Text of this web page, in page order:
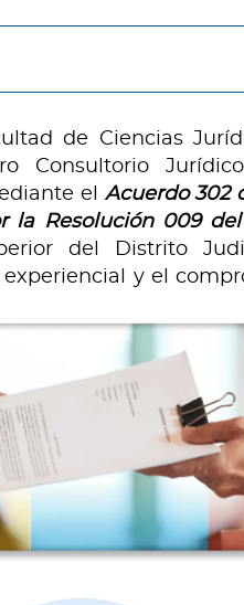
de Ciencias
Consultorio
el Acuerdo 302
la Resolución 009
del Distrito
y el